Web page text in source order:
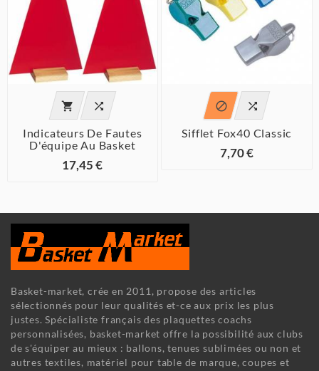
 
Indicateurs De Fautes
D'équipe Au Basket
17,45 €
 
Sifflet Fox40 Classic
7,70 €
Basket-market, crée en 2011, propose des articles
sélectionnés pour leur qualités et-ce aux prix les plus
justes. Spécialiste français des plaquettes coachs
personnalisées, basket-market offre la possibilité aux clubs
de s'équiper au mieux : ballons, tenues sublimées ou non et
autres textiles, matériel pour table de marque, coupes et